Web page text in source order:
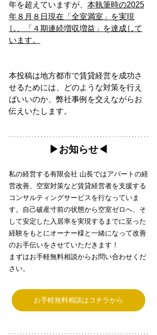
年を超えていますが、 本執筆時の2025
年８月８日現在「全室満室」を実現
し、「４期連続増収増益」を達成して
います。
本投稿は地方都市で賃貸経営を成功さ
せるためには、どのような対策を行え
ばいいのか、弊社事例を交えながらお
伝えいたします。
▶︎お知らせ◀︎
私の経営する有限会社 山長ではアパートの経
営改善、空室対策など賃貸経営者を支援する
コンサルティングサービスを行なっていま
す。自己破産寸前の状態から空室ゼロへ、そ
して安定した入居率を実現するまでに至った
経験をもとにオーナー様と一緒になって改善
のお手伝いをさせていただきます！
まずはお手軽無料相談からお問い合わせくだ
さい。
お手軽無料相談はコチラから